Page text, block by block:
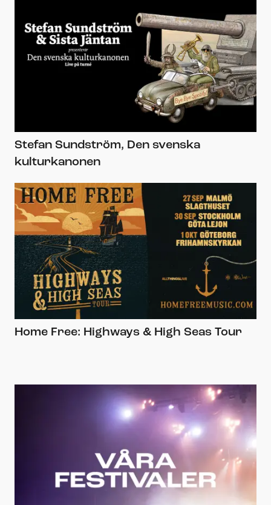
Stefan Sundström, Den svenska
kulturkanonen
Home Free: Highways & High Seas Tour